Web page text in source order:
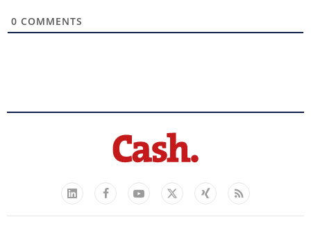
0 COMMENTS
LinkedIn
FacebookYouTube
X
Xing Feed